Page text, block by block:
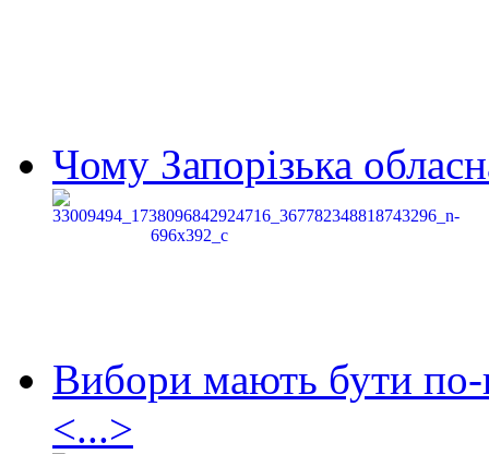
Чому Запорізька
Вибори мають бути по-
<...>